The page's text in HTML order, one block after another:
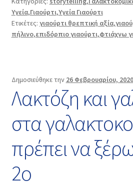
Υγεία,Γιαούρτι,Υγεία Γιαούρτι
Ετικέτες: γιαούρτι θρεπτική αξία,
πήλινο,επιδόρπιο γιαούρτι,φτιάχνω
Δημοσιεύθηκε την 26 Φεβρουαρίου, 2020
Λακτόζη και
στα
πρέπει να
2ο